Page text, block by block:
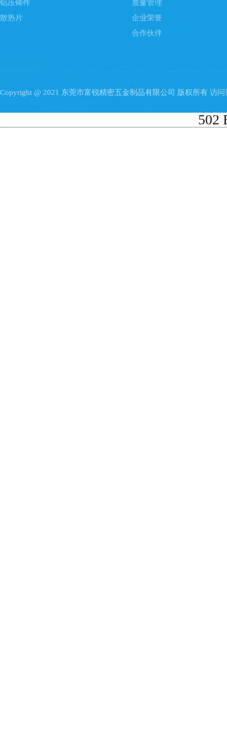
铝压铸件
散热片
质量管理
企业荣誉
合作伙伴
Copyright @ 2021 东莞市富锐精密五金制品有限公司 版权所有 访问
502